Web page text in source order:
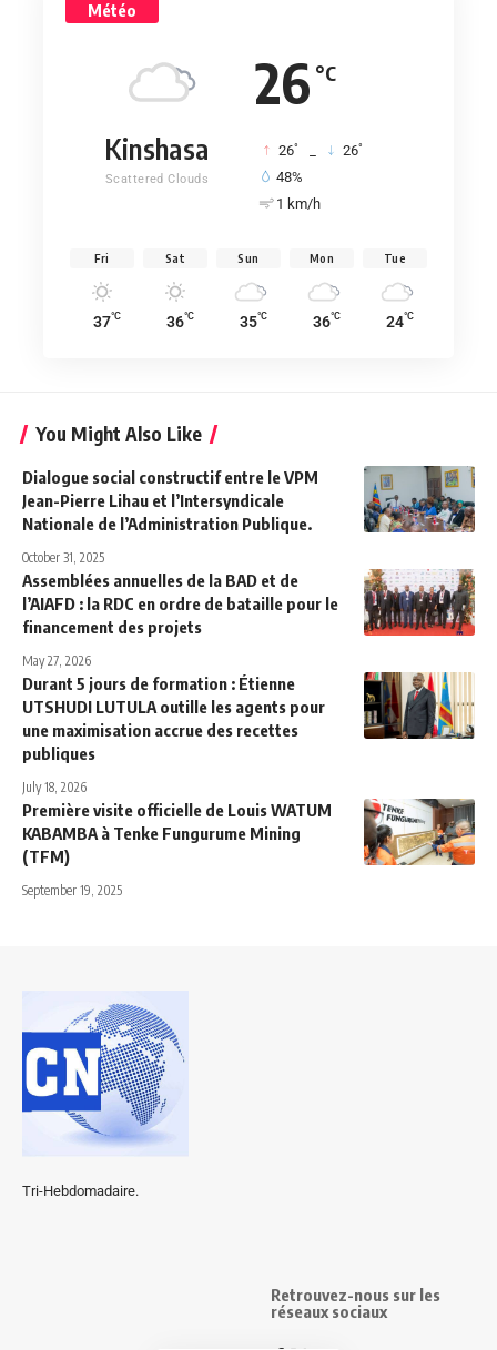
Météo
26 °C
Kinshasa
Scattered Clouds
26° 26°
48%
1 km/h
Fri
37°C
Sat
36°C
Sun
35°C
Mon
36°C
Tue
24°C
You Might Also Like
Dialogue social constructif entre le VPM
Jean-Pierre Lihau et l’Intersyndicale
Nationale de l’Administration Publique.
October 31, 2025
Assemblées annuelles de la BAD et de
l’AIAFD : la RDC en ordre de bataille pour le
financement des projets
May 27, 2026
Durant 5 jours de formation : Étienne
UTSHUDI LUTULA outille les agents pour
une maximisation accrue des recettes
publiques
July 18, 2026
Première visite officielle de Louis WATUM
KABAMBA à Tenke Fungurume Mining
(TFM)
September 19, 2025
Tri-Hebdomadaire.
Retrouvez-nous sur les
réseaux sociaux